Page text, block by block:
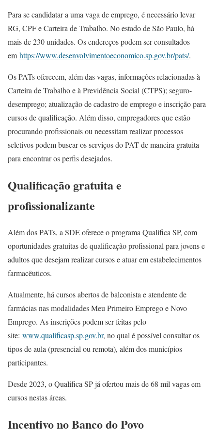
Para se candidatar a uma vaga de emprego, é necessário levar
RG, CPF e Carteira de Trabalho. No estado de São Paulo, há
mais de 230 unidades. Os endereços podem ser consultados
em https://www.desenvolvimentoeconomico.sp.gov.br/pats/.
Os PATs oferecem, além das vagas, informações relacionadas à
Carteira de Trabalho e à Previdência Social (CTPS); seguro-
desemprego; atualização de cadastro de emprego e inscrição para
cursos de qualificação. Além disso, empregadores que estão
procurando profissionais ou necessitam realizar processos
seletivos podem buscar os serviços do PAT de maneira gratuita
para encontrar os perfis desejados.
Qualificação gratuita e
profissionalizante
Além dos PATs, a SDE oferece o programa Qualifica SP, com
oportunidades gratuitas de qualificação profissional para jovens e
adultos que desejam realizar cursos e atuar em estabelecimentos
farmacêuticos.
Atualmente, há cursos abertos de balconista e atendente de
farmácias nas modalidades Meu Primeiro Emprego e Novo
Emprego. As inscrições podem ser feitas pelo
site: www.qualificasp.sp.gov.br, no qual é possível consultar os
tipos de aula (presencial ou remota), além dos municípios
participantes.
Desde 2023, o Qualifica SP já ofertou mais de 68 mil vagas em
cursos nestas áreas.
Incentivo no Banco do Povo